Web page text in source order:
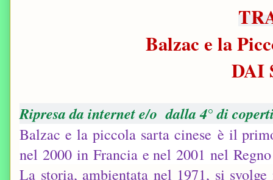
Balzac e la
DAI
Ripresa da internet e/o dalla 4° di
Balzac e la piccola sarta cinese è il
nel 2000 in Francia e nel 2001 nel
La storia, ambientata nel 1971, si